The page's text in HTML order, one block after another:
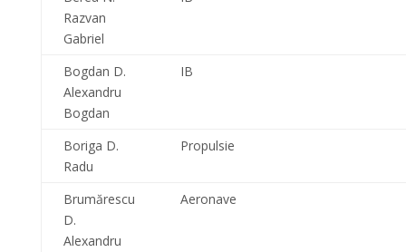
Razvan
Gabriel
Bogdan D.
Alexandru
Bogdan
IB
Boriga D.
Radu
Propulsie
Brumărescu
D.
Alexandru
Aeronave